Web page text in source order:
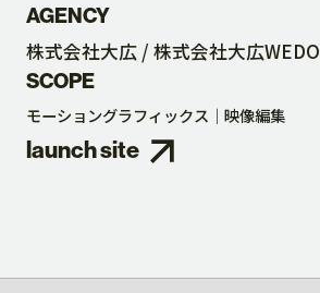
AGENCY
株式会社大広 / 株式会社大広WEDO
SCOPE
モーショングラフィックス 映像編集
launch site